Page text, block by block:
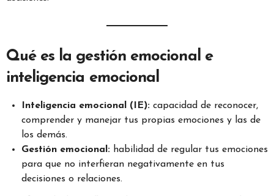
Qué es la gestión emocional e
inteligencia emocional
Inteligencia emocional (IE): capacidad de reconocer,
comprender y manejar tus propias emociones y las de
los demás.
Gestión emocional: habilidad de regular tus emociones
para que no interfieran negativamente en tus
decisiones o relaciones.